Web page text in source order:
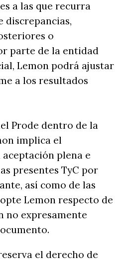
a las que recurra
discrepancias,
o
parte de la entidad
Lemon podrá ajustar
a los resultados
Prode dentro de la
implica el
plena e
presentes TyC por
así como de las
Lemon respecto de
no expresamente
el derecho de